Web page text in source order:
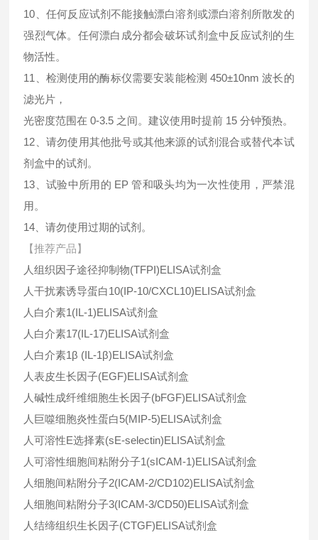
10、任何反应试剂不能接触漂白溶剂或漂白溶剂所散发的
强烈气体。任何漂白成分都会破坏试剂盒中反应试剂的生
物活性。
11、检测使用的酶标仪需要安装能检测 450±10nm 波长的
滤光片，
光密度范围在 0-3.5 之间。建议使用时提前 15 分钟预热。
12、请勿使用其他批号或其他来源的试剂混合或替代本试
剂盒中的试剂。
13、试验中所用的 EP 管和吸头均为一次性使用，严禁混
用。
14、请勿使用过期的试剂。
【推荐产品】
人组织因子途径抑制物(TFPI)ELISA试剂盒
人干扰素诱导蛋白10(IP-10/CXCL10)ELISA试剂盒
人白介素1(IL-1)ELISA试剂盒
人白介素17(IL-17)ELISA试剂盒
人白介素1β (IL-1β)ELISA试剂盒
人表皮生长因子(EGF)ELISA试剂盒
人碱性成纤维细胞生长因子(bFGF)ELISA试剂盒
人巨噬细胞炎性蛋白5(MIP-5)ELISA试剂盒
人可溶性E选择素(sE-selectin)ELISA试剂盒
人可溶性细胞间粘附分子1(sICAM-1)ELISA试剂盒
人细胞间粘附分子2(ICAM-2/CD102)ELISA试剂盒
人细胞间粘附分子3(ICAM-3/CD50)ELISA试剂盒
人结缔组织生长因子(CTGF)ELISA试剂盒